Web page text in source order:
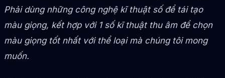
Phải dùng những công nghệ kĩ thuật số để tái tạo
màu giọng, kết hợp với 1 số kĩ thuật thu âm để chọn
màu giọng tốt nhất với thể loại mà chúng tôi mong
muốn.